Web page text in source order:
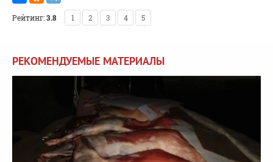
Рейтинг:3.8 1 2 3 4 5
РЕКОМЕНДУЕМЫЕ МАТЕРИАЛЫ